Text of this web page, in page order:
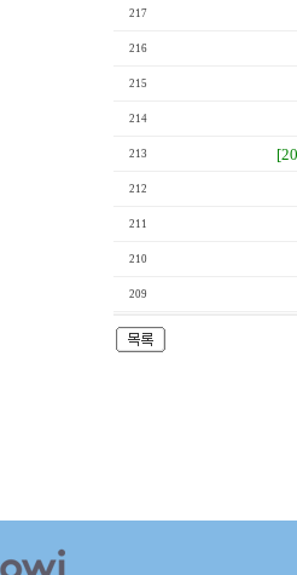
217
216
215
214
213
212
211
210
209